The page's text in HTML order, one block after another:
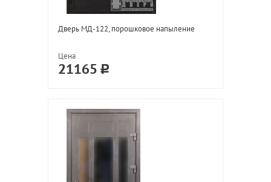
Дверь МД-122, порошковое напыление
Цена
21165